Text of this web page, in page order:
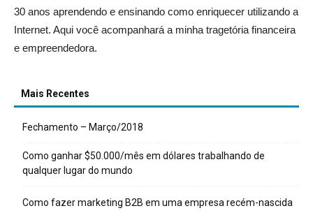
30 anos aprendendo e ensinando como enriquecer utilizando a
Internet. Aqui você acompanhará a minha tragetória financeira
e empreendedora.
Mais Recentes
Fechamento – Março/2018
Como ganhar $50.000/mês em dólares trabalhando de
qualquer lugar do mundo
Como fazer marketing B2B em uma empresa recém-nascida